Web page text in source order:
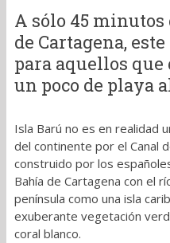
A sólo 45
de Cartagena,
para aquellos
un poco de playa
Isla Barú no es en realidad
del continente por el Canal
construido por los
Bahía de Cartagena con el
península como una isla
exuberante vegetación
coral blanco.